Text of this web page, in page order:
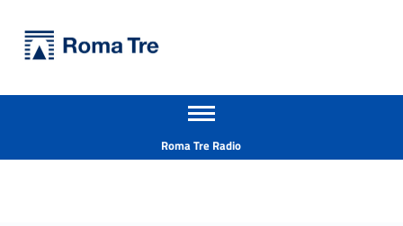
Prof. MAURO CAVALIERE ricerca - Università Roma Tre
Apri il menu secondario
Roma Tre Radio